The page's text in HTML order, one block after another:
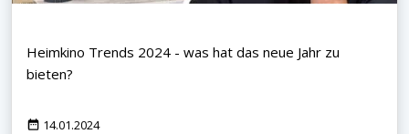
Heimkino Trends 2024 - was hat das neue Jahr zu
bieten?
14.01.2024